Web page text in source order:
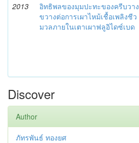
2013
อิทธิพลของมุมปะทะของครีบวาง
ขวางต่อการเผาไหม้เชื้อเพลิงชีว
มวลภายในเตาเผาฟลูอิไดซ์เบด
Discover
Author
ภัทรพันธ์ ทองยศ